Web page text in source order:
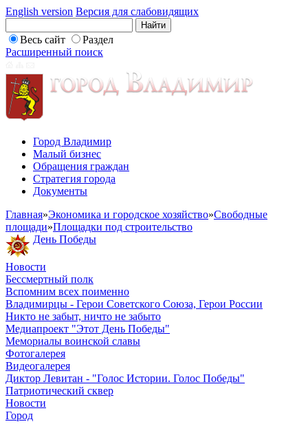
English version Версия для слабовидящих
Весь сайт
Раздел
Расширенный поиск
Город Владимир
Малый бизнес
Обращения граждан
Стратегия города
Документы
Главная»Экономика и городское хозяйство»Свободные
площади»Площадки под строительство
День Победы
Новости
Бессмертный полк
Вспомним всех поименно
Владимирцы - Герои Советского Союза, Герои России
Никто не забыт, ничто не забыто
Медиапроект "Этот День Победы"
Мемориалы воинской славы
Фотогалерея
Видеогалерея
Диктор Левитан - "Голос Истории. Голос Победы"
Патриотический сквер
Новости
Город